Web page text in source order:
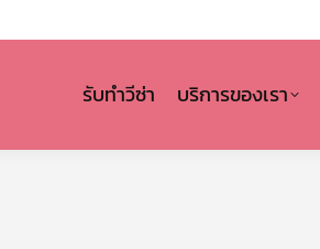
รับทำวีซ่า บริการของเรา